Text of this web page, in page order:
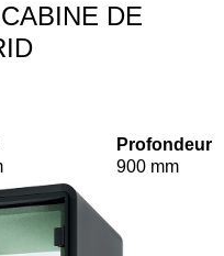
DE
Profondeur
900 mm